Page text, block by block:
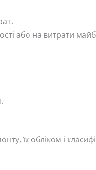
або на витрати
їх обліком і